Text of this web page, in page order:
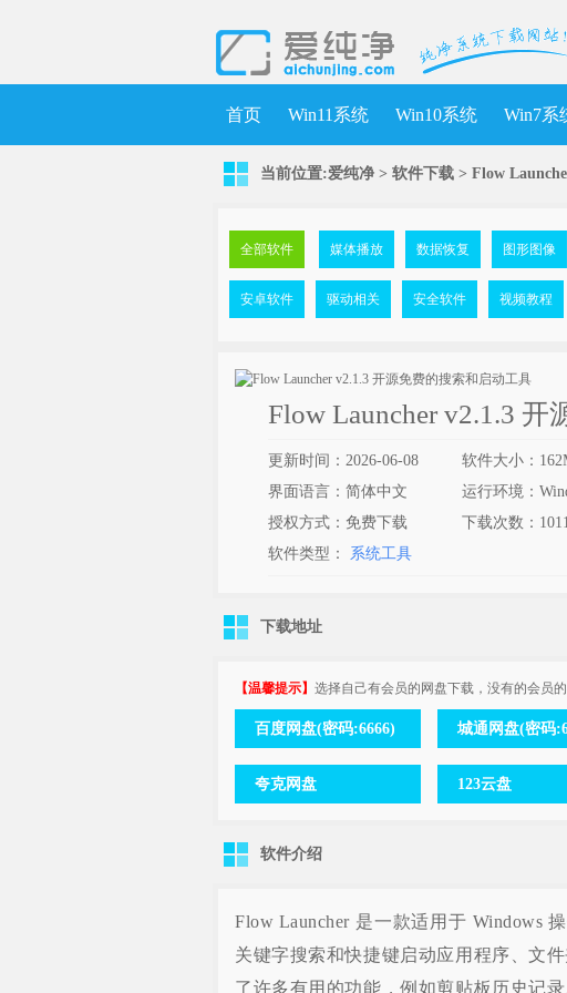
首页 Win11系统 Win10系统 Win7系
当前位置:爱纯净 > 软件下载 > Flow
全部软件 媒体播放 数据恢复 图形图像
安卓软件 驱动相关 安全软件 视频教程
Flow Launcher v2.1.3
更新时间：2026-06-08
软件大小：
界面语言：简体中文
运行环境：
授权方式：免费下载
下载次数：
软件类型： 系统工具
下载地址
【温馨提示】 选择自己有会员的网盘下载，没有的会员
百度网盘(密码:6666) 城通网盘(密码
夸克网盘 123云盘
软件介绍
Flow Launcher 是一款适用于 Windows
关键字搜索和快捷键启动应用程序、文
了许多有用的功能，例如剪贴板历史记